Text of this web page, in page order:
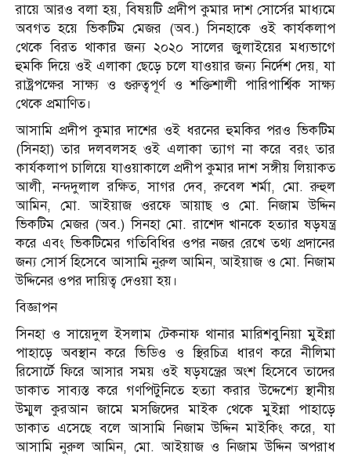
রায়ে আরও বলা হয়, বিষয়টি প্রদীপ কুমার দাশ সোর্সের মাধ্যমে
অবগত হয়ে ভিকটিম মেজর (অব.) সিনহাকে ওই কার্যকলাপ
থেকে বিরত থাকার জন্য ২০২০ সালের জুলাইয়ের মধ্যভাগে
হুমকি দিয়ে ওই এলাকা ছেড়ে চলে যাওয়ার জন্য নির্দেশ দেয়, যা
রাষ্ট্রপক্ষের সাক্ষ্য ও গুরুত্বপূর্ণ ও শক্তিশালী পারিপার্শ্বিক সাক্ষ্য
থেকে প্রমাণিত।
আসামি প্রদীপ কুমার দাশের ওই ধরনের হুমকির পরও ভিকটিম
(সিনহা) তার দলবলসহ ওই এলাকা ত্যাগ না করে বরং তার
কার্যকলাপ চালিয়ে যাওয়াকালে প্রদীপ কুমার দাশ সঙ্গীয় লিয়াকত
আলী, নন্দদুলাল রক্ষিত, সাগর দেব, রুবেল শর্মা, মো. রুহুল
আমিন, মো. আইয়াজ ওরফে আয়াছ ও মো. নিজাম উদ্দিন
ভিকটিম মেজর (অব.) সিনহা মো. রাশেদ খানকে হত্যার ষড়যন্ত্র
করে এবং ভিকটিমের গতিবিধির ওপর নজর রেখে তথ্য প্রদানের
জন্য সোর্স হিসেবে আসামি নুরুল আমিন, আইয়াজ ও মো. নিজাম
উদ্দিনের ওপর দায়িত্ব দেওয়া হয়।
বিজ্ঞাপন
সিনহা ও সায়েদুল ইসলাম টেকনাফ থানার মারিশবুনিয়া মুইন্না
পাহাড়ে অবস্থান করে ভিডিও ও স্থিরচিত্র ধারণ করে নীলিমা
রিসোর্টে ফিরে আসার সময় ওই ষড়যন্ত্রের অংশ হিসেবে তাদের
ডাকাত সাব্যস্ত করে গণপিটুনিতে হত্যা করার উদ্দেশ্যে স্থানীয়
উম্মুল কুরআন জামে মসজিদের মাইক থেকে মুইন্না পাহাড়ে
ডাকাত এসেছে বলে আসামি নিজাম উদ্দিন মাইকিং করে, যা
আসামি নুরুল আমিন, মো. আইয়াজ ও নিজাম উদ্দিন অপরাধ